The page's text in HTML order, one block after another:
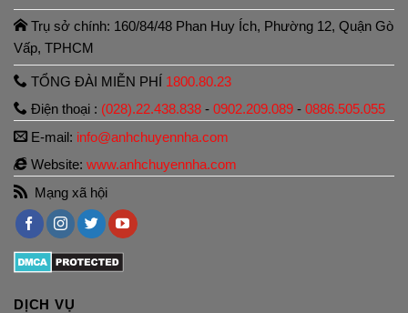
Trụ sở chính: 160/84/48 Phan Huy Ích, Phường 12, Quận Gò
Vấp, TPHCM
TỔNG ĐÀI MIỄN PHÍ 1800.80.23
Điện thoại : (028).22.438.838 - 0902.209.089 - 0886.505.055
E-mail: info@anhchuyennha.com
Website: www.anhchuyennha.com
Mạng xã hội
DỊCH VỤ